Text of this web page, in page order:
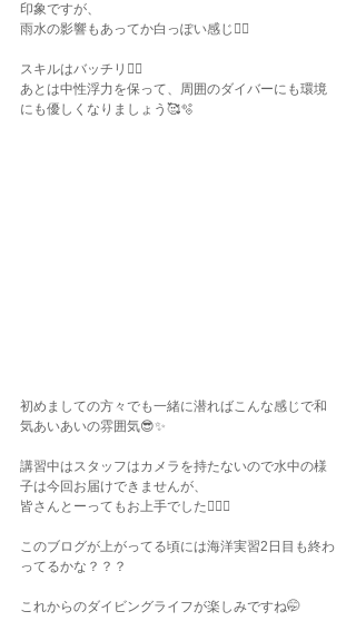
印象ですが、
雨水の影響もあってか白っぽい感じ😶‍🌫️
スキルはバッチリ👌🏾
あとは中性浮力を保って、周囲のダイバーにも環境
にも優しくなりましょう🥰🫧
初めましての方々でも一緒に潜ればこんな感じで和
気あいあいの雰囲気😎✨
講習中はスタッフはカメラを持たないので水中の様
子は今回お届けできませんが、
皆さんとーってもお上手でした💁🏽‍♀️
このブログが上がってる頃には海洋実習2日目も終わ
ってるかな？？？
これからのダイビングライフが楽しみですね🤭